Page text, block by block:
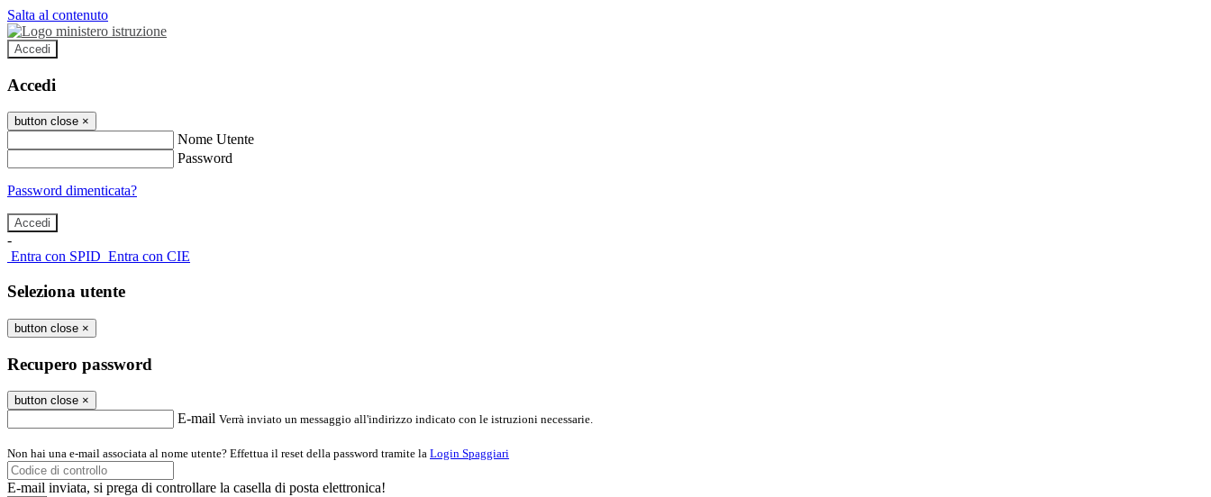
Salta al contenuto
Accedi
Accedi
button close ×
Nome Utente
Password
Password dimenticata?
-
Entra con SPID Entra con CIE
Seleziona utente
button close ×
Recupero password
button close ×
E-mail Verrà inviato un messaggio all'indirizzo indicato con le istruzioni necessarie.
Non hai una e-mail associata al nome utente? Effettua il reset della password tramite la Login Spaggiari
E-mail inviata, si prega di controllare la casella di posta elettronica!